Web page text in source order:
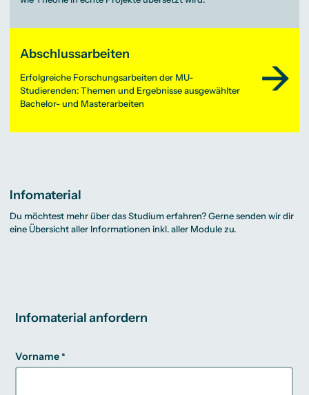
Abschlussarbeiten
Erfolgreiche Forschungsarbeiten der MU-
Studierenden: Themen und Ergebnisse ausgewählter
Bachelor- und Masterarbeiten
Infomaterial
Du möchtest mehr über das Studium erfahren? Gerne senden wir dir
eine Übersicht aller Informationen inkl. aller Module zu.
Infomaterial anfordern
Vorname